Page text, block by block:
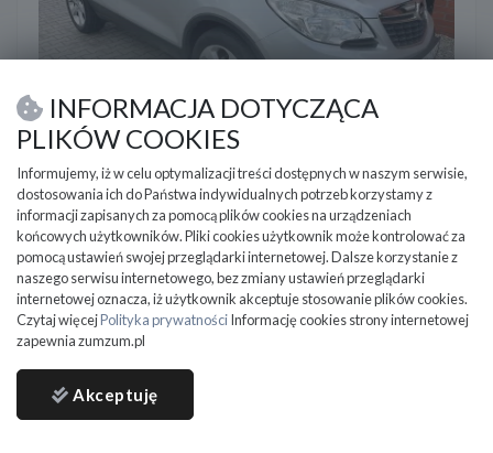
Opel Mokka ver-1-7-cdti-automatik-
edition
201385 000 kmDiesel1686 cm3
1.7 diesel / 130 KM / automat / 85 tys. km / zarej w PL /
zamiana
Kazimierza Wielkiego 65, 66-300 Międzyrzecz,
Polsk
INFORMACJA DOTYCZĄCA
PLIKÓW COOKIES
Informujemy, iż w celu optymalizacji treści dostępnych w naszym serwisie,
dostosowania ich do Państwa indywidualnych potrzeb korzystamy z
informacji zapisanych za pomocą plików cookies na urządzeniach
końcowych użytkowników. Pliki cookies użytkownik może kontrolować za
pomocą ustawień swojej przeglądarki internetowej. Dalsze korzystanie z
naszego serwisu internetowego, bez zmiany ustawień przeglądarki
internetowej oznacza, iż użytkownik akceptuje stosowanie plików cookies.
Czytaj więcejPolityka prywatnościInformację cookies strony internetowej
zapewnia zumzum.pl
Akceptuję